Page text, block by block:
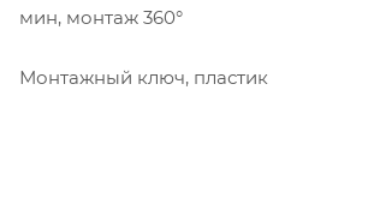
мин, монтаж 360°
Монтажный ключ, пластик